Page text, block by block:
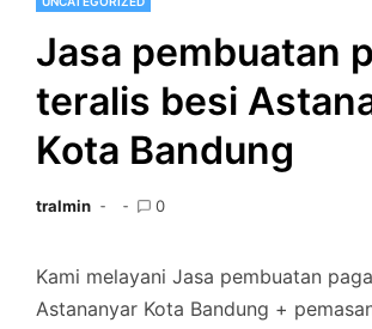
Jasa pembuatan
teralis besi
Kota Bandung
tralmin 0
Kami melayani Jasa pembuatan
Astananyar Kota Bandung +